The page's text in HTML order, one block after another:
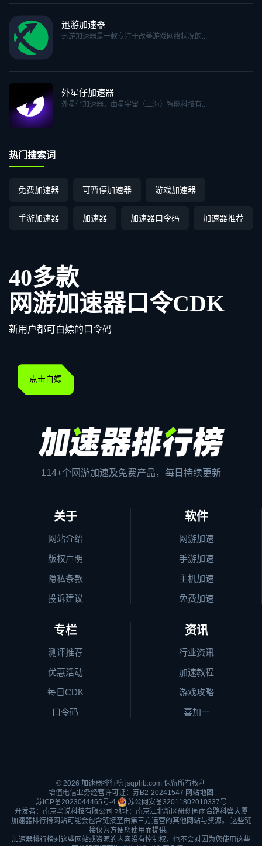
迅游加速器
迅游加速器是一款专注于改善游戏网络状况的...
外星仔加速器
外星仔加速器，由星宇宙（上海）智能科技有...
热门搜索词
免费加速器 可暂停加速器 游戏加速器
手游加速器 加速器 加速器口令码 加速器推荐
40多款
网游加速器口令CDK
新用户都可白嫖的口令码
点击白嫖
114+个网游加速及免费产品，每日持续更新
关于
网站介绍
版权声明
隐私条款
投诉建议
软件
网游加速
手游加速
主机加速
免费加速
专栏
测评推荐
优惠活动
每日CDK
口令码
资讯
行业资讯
加速教程
游戏攻略
喜加一
© 2026 加速器排行榜 jsqphb.com 保留所有权利
增值电信业务经营许可证：苏B2-20241547 网站地图
苏ICP备2023044465号-4
苏公网安备32011802010337号
开发者：南京鸟说科技有限公司 地址：南京江北新区研创园雨合路科盛大厦
加速器排行榜网站可能会包含链接至由第三方运营的其他网站与资源。 这些链
接仅为方便您使用而提供。
加速器排行榜对这些网站或资源的内容没有控制权，也不会对因为您使用这些